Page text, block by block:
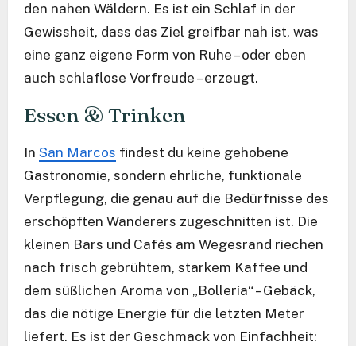
den nahen Wäldern. Es ist ein Schlaf in der
Gewissheit, dass das Ziel greifbar nah ist, was
eine ganz eigene Form von Ruhe – oder eben
auch schlaflose Vorfreude – erzeugt.
Essen & Trinken
In San Marcos findest du keine gehobene
Gastronomie, sondern ehrliche, funktionale
Verpflegung, die genau auf die Bedürfnisse des
erschöpften Wanderers zugeschnitten ist. Die
kleinen Bars und Cafés am Wegesrand riechen
nach frisch gebrühtem, starkem Kaffee und
dem süßlichen Aroma von „Bollería“ – Gebäck,
das die nötige Energie für die letzten Meter
liefert. Es ist der Geschmack von Einfachheit: